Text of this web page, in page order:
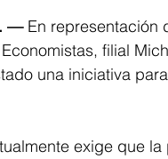
— En representación
filial
una iniciativa
exige que